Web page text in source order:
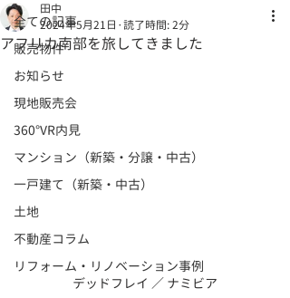
全ての記事
販売物件
お知らせ
現地販売会
360°VR内見
マンション（新築・分譲・中古）
一戸建て（新築・中古）
土地
不動産コラム
リフォーム・リノベーション事例
アフリカ南部を旅してきました
田中
2024年5月21日 読了時間: 2分
デッドフレイ ／ ナミビア